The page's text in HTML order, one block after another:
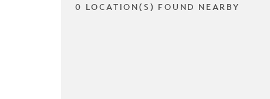
0 LOCATION(S) FOUND NEARBY